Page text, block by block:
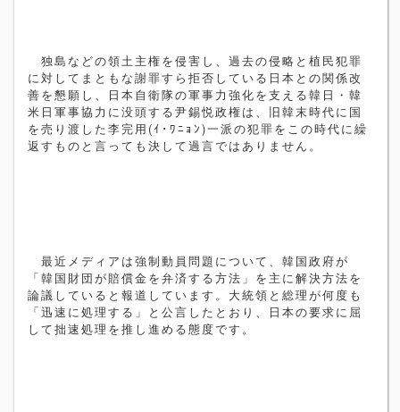
独島などの領土主権を侵害し、過去の侵略と植民犯罪
に対してまともな謝罪すら拒否している日本との関係改
善を懇願し、日本自衛隊の軍事力強化を支える韓日・韓
米日軍事協力に没頭する尹錫悦政権は、旧韓末時代に国
を売り渡した李完用 (ｲ･ﾜﾆｮﾝ)一派の犯罪をこの時代に繰
返すものと言っても決して過言ではありません。
最近メディアは強制動員問題について、韓国政府が
「韓国財団が賠償金を弁済する方法」を主に解決方法を
論議していると報道しています。大統領と総理が何度も
「迅速に処理する」と公言したとおり、日本の要求に屈
して拙速処理を推し進める態度です。